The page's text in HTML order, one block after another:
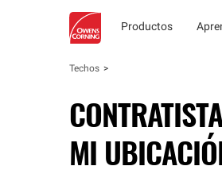
Productos
Techos
MI